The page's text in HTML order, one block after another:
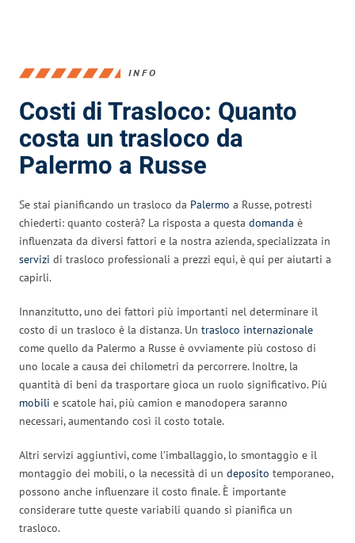
INFO
Costi di Trasloco: Quanto
costa un trasloco da
Palermo a Russe
Se stai pianificando un trasloco da Palermo a Russe, potresti
chiederti: quanto costerà? La risposta a questa domanda è
influenzata da diversi fattori e la nostra azienda, specializzata in
servizi di trasloco professionali a prezzi equi, è qui per aiutarti a
capirli.
Innanzitutto, uno dei fattori più importanti nel determinare il
costo di un trasloco è la distanza. Un trasloco internazionale
come quello da Palermo a Russe è ovviamente più costoso di
uno locale a causa dei chilometri da percorrere. Inoltre, la
quantità di beni da trasportare gioca un ruolo significativo. Più
mobili e scatole hai, più camion e manodopera saranno
necessari, aumentando così il costo totale.
Altri servizi aggiuntivi, come l’imballaggio, lo smontaggio e il
montaggio dei mobili, o la necessità di un deposito temporaneo,
possono anche influenzare il costo finale. È importante
considerare tutte queste variabili quando si pianifica un
trasloco.